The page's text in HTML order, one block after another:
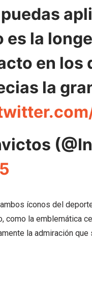
es la
en los
la
íconos del
como la emblemática
la admiración que